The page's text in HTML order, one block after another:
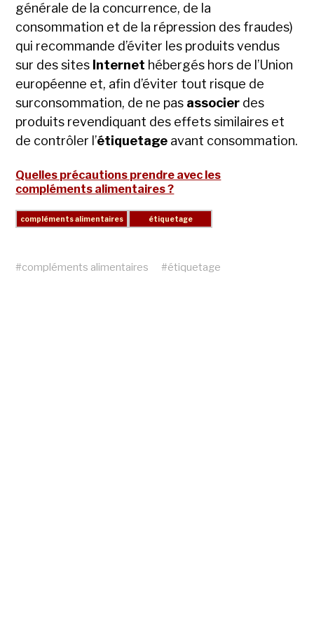
générale de la concurrence, de la
consommation et de la répression des fraudes)
qui recommande d’éviter les produits vendus
sur des sites Internet hébergés hors de l’Union
européenne et, afin d’éviter tout risque de
surconsommation, de ne pas associer des
produits revendiquant des effets similaires et
de contrôler l’étiquetage avant consommation.
Quelles précautions prendre avec les
compléments alimentaires ?
#compléments alimentaires #étiquetage